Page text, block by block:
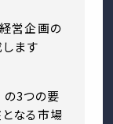
営企画の
ます
の3つの要
なる市場